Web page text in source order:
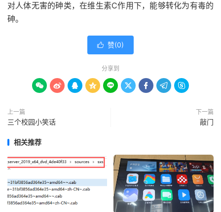
对人体无害的砷类，在维生素C作用下，能够转化为有毒的
砷。
 赞(0)
分享到
        
上一篇
三个校园小笑话
下一篇
敲门
相关推荐